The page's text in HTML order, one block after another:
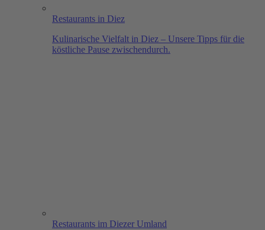
Restaurants in Diez
Kulinarische Vielfalt in Diez – Unsere Tipps für die
köstliche Pause zwischendurch.
Restaurants im Diezer Umland